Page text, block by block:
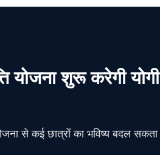
योजना शुरू करेगी योगी
से कई छात्रों का भविष्य बदल सकता